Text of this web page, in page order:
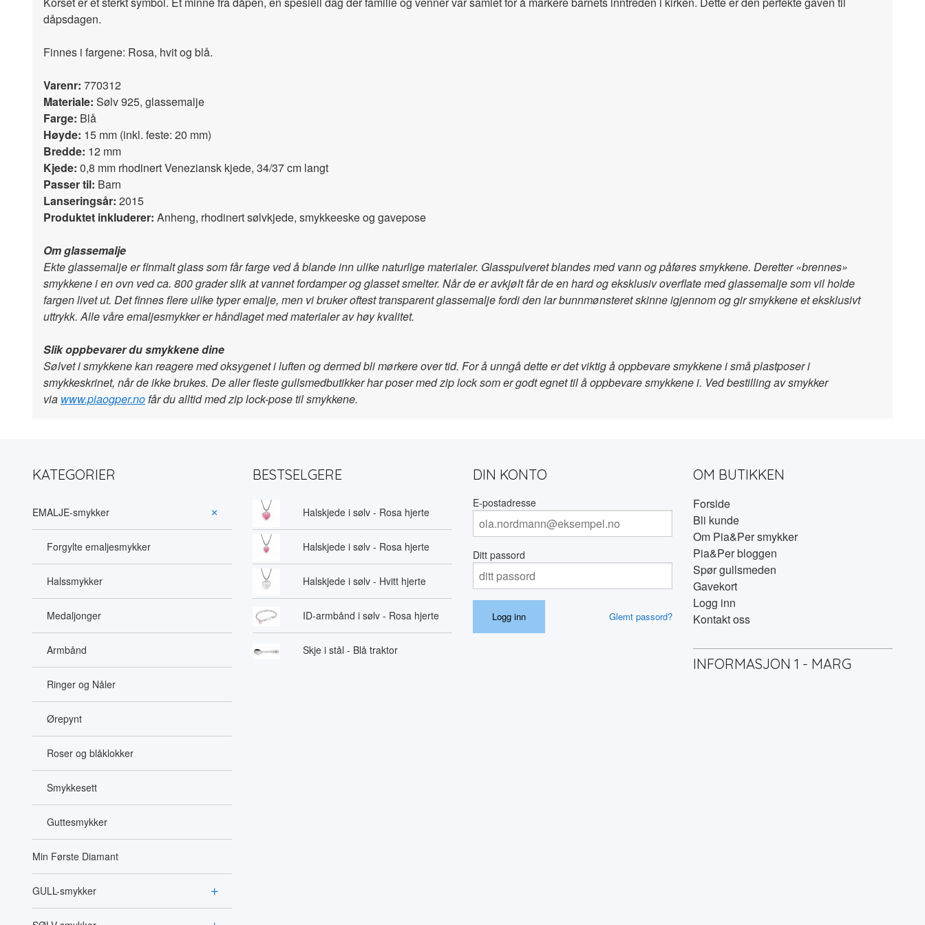
dåpsdagen.
Finnes i fargene: Rosa, hvit og blå.
Varenr: 770312
Materiale: Sølv 925, glassemalje
Farge: Blå
Høyde: 15 mm (inkl. feste: 20 mm)
Bredde: 12 mm
Kjede: 0,8 mm rhodinert Veneziansk kjede, 34/37 cm langt
Passer til: Barn
Lanseringsår: 2015
Produktet inkluderer: Anheng, rhodinert sølvkjede, smykkeeske og gavepose
Om glassemalje
Ekte glassemalje er finmalt glass som får farge ved å blande inn ulike naturlige materialer. Glasspulveret blandes med vann og påføres smykkene. Deretter «brennes»
smykkene i en ovn ved ca. 800 grader slik at vannet fordamper og glasset smelter. Når de er avkjølt får de en hard og eksklusiv overflate med glassemalje som vil holde
fargen livet ut. Det finnes flere ulike typer emalje, men vi bruker oftest transparent glassemalje fordi den lar bunnmønsteret skinne igjennom og gir smykkene et eksklusivt
uttrykk. Alle våre emaljesmykker er håndlaget med materialer av høy kvalitet.
Slik oppbevarer du smykkene dine
Sølvet i smykkene kan reagere med oksygenet i luften og dermed bli mørkere over tid. For å unngå dette er det viktig å oppbevare smykkene i små plastposer i
smykkeskrinet, når de ikke brukes. De aller fleste gullsmedbutikker har poser med zip lock som er godt egnet til å oppbevare smykkene i. Ved bestilling av smykker
via www.piaogper.nofår du alltid med zip lock-pose til smykkene.
KATEGORIER
EMALJE-smykker
Forgylte emaljesmykker
Halssmykker
Medaljonger
Armbånd
Ringer og Nåler
Ørepynt
Roser og blåklokker
Smykkesett
Guttesmykker
Min Første Diamant
GULL-smykker
BESTSELGERE
Halskjede i sølv - Rosa hjerte
Halskjede i sølv - Rosa hjerte
Halskjede i sølv - Hvitt hjerte
ID-armbånd i sølv - Rosa hjerte
Skje i stål - Blå traktor
DIN KONTO
E-postadresse
Ditt passord
Glemt passord?
OM BUTIKKEN
Forside
Bli kunde
Om Pia&Per smykker
Pia&Per bloggen
Spør gullsmeden
Gavekort
Logg inn
Kontakt oss
INFORMASJON 1 - MARG